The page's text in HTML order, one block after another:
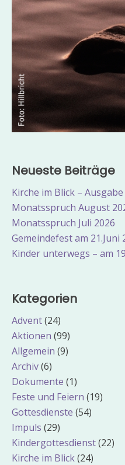
Neueste Beiträge
Kirche im Blick –
Monatsspruch August
Monatsspruch Juli 2026
Gemeindefest am 21.Juni
Kinder unterwegs – am
Kategorien
Advent(24)
Aktionen (99)
Allgemein (9)
Archiv(6)
Dokumente (1)
Feste und Feiern (19)
Gottesdienste (54)
Impuls (29)
Kindergottesdienst(22)
Kirche im Blick(24)